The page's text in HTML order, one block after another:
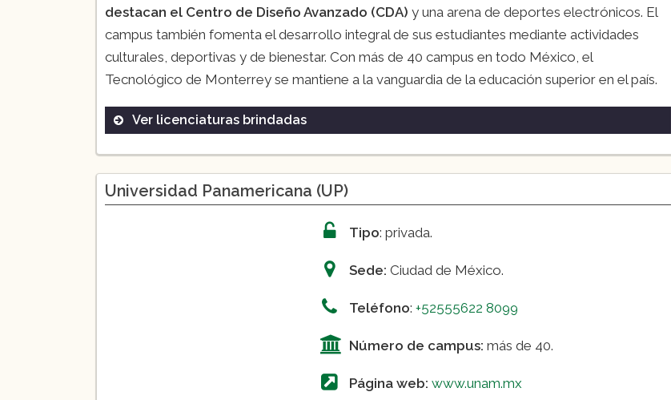
destacan el Centro de Diseño Avanzado (CDA) y una arena de deportes electrónicos. El
campus también fomenta el desarrollo integral de sus estudiantes mediante actividades
culturales, deportivas y de bienestar. Con más de 40 campus en todo México, el
Tecnológico de Monterrey se mantiene a la vanguardia de la educación superior en el país.
Ver licenciaturas brindadas
Licenciatura en Administración de Empresas
Licenciatura en Derecho
Ingeniería Industrial y de Sistemas
Universidad Panamericana (UP)
Tipo: privada.
Sede: Ciudad de México.
Teléfono: +52555622 8099
Número de campus: más de 40.
Página web: www.unam.mx